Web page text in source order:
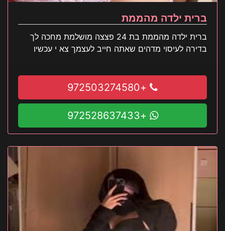
ברית ילדה מהממת
ברית ילדה מהממת בת 24 פצצה מושלמת מחכה לך
בדירה לעיסוי מדהים שאתה חייב לעצמך צא י עכשיו
+972503274580
+972528637433